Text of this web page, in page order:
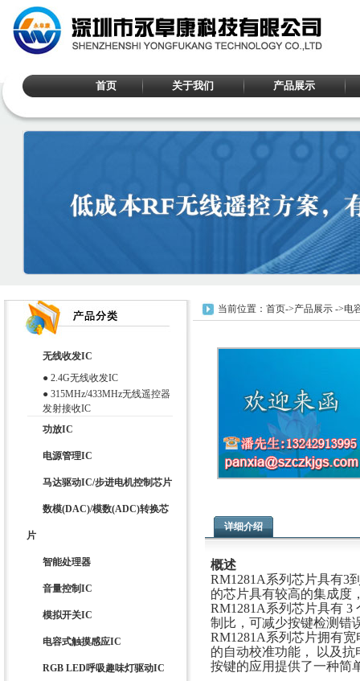
首页 关于我们 产品展示
无线收发IC
● 2.4G无线收发IC
● 315MHz/433MHz无线遥控器
发射接收IC
功放IC
电源管理IC
马达驱动IC/步进电机控制芯片
数模(DAC)/模数(ADC)转换芯
片
智能处理器
音量控制IC
模拟开关IC
电容式触摸感应IC
RGB LED呼吸趣味灯驱动IC
当前位置： 首页->产品展示 ->电
详细介绍
概述
RM1281A系列芯片具有3
的芯片具有较高的集成度
RM1281A系列芯片具有
制比，可减少按键检测错
RM1281A系列芯片拥有
的自动校准功能， 以及
按键的应用提供了一种简